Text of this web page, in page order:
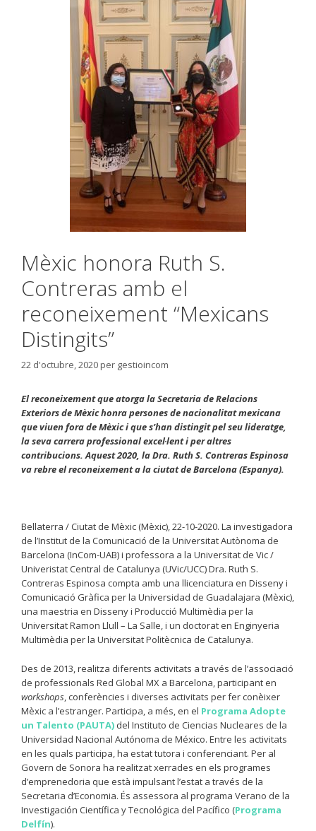
Mèxic honora Ruth S.
Contreras amb el
reconeixement “Mexicans
Distingits”
22 d'octubre, 2020per gestioincom
El reconeixement que atorga la Secretaria de Relacions
Exteriors de Mèxic honra persones de nacionalitat mexicana
que viuen fora de Mèxic i que s’han distingit pel seu lideratge,
la seva carrera professional excel·lent i per altres
contribucions. Aquest 2020, la Dra. Ruth S. Contreras Espinosa
va rebre el reconeixement a la ciutat de Barcelona (Espanya).
Bellaterra / Ciutat de Mèxic (Mèxic), 22-10-2020. La investigadora
de l’Institut de la Comunicació de la Universitat Autònoma de
Barcelona (InCom-UAB) i professora a la Universitat de Vic /
Univeristat Central de Catalunya (UVic/UCC) Dra. Ruth S.
Contreras Espinosa compta amb una llicenciatura en Disseny i
Comunicació Gràfica per la Universidad de Guadalajara (Mèxic),
una maestria en Disseny i Producció Multimèdia per la
Universitat Ramon Llull – La Salle, i un doctorat en Enginyeria
Multimèdia per la Universitat Politècnica de Catalunya.
Des de 2013, realitza diferents activitats a través de l’associació
de professionals Red Global MX a Barcelona, participant en
workshops, conferències i diverses activitats per fer conèixer
Mèxic a l’estranger. Participa, a més, en el Programa Adopte
un Talento (PAUTA) del Instituto de Ciencias Nucleares de la
Universidad Nacional Autónoma de México. Entre les activitats
en les quals participa, ha estat tutora i conferenciant. Per al
Govern de Sonora ha realitzat xerrades en els programes
d’emprenedoria que està impulsant l’estat a través de la
Secretaria d’Economia. És assessora al programa Verano de la
Investigación Científica y Tecnológica del Pacífico (Programa
Delfín).